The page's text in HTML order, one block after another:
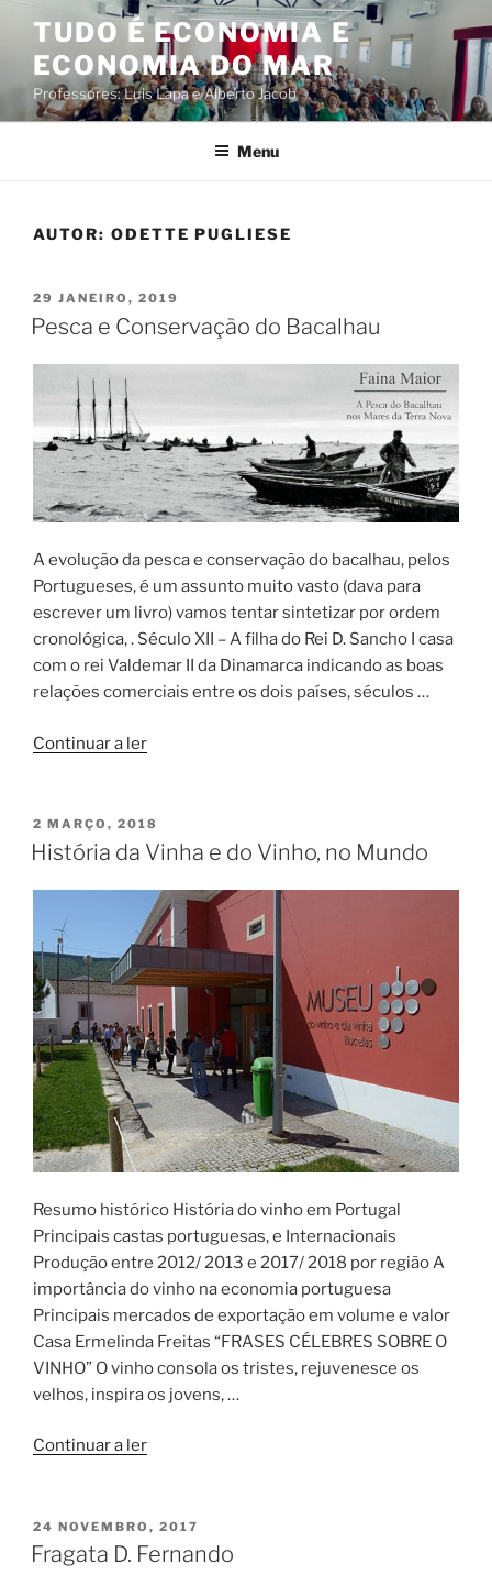
conteúdo
TUDO É ECONOMIA E
ECONOMIA DO MAR
Professores: Luis Lapa e Alberto Jacob
Menu
AUTOR: ODETTE PUGLIESE
PUBLICADO
EM
29 JANEIRO, 2019
Pesca e Conservação do Bacalhau
A evolução da pesca e conservação do bacalhau, pelos
Portugueses, é um assunto muito vasto (dava para
escrever um livro) vamos tentar sintetizar por ordem
cronológica, . Século XII – A filha do Rei D. Sancho I casa
com o rei Valdemar II da Dinamarca indicando as boas
relações comerciais entre os dois países, séculos …
Continuar a ler“Pesca
do
Bacalhau”
PUBLICADO
EM
2 MARÇO, 2018
História da Vinha e do Vinho, no Mundo
Resumo histórico História do vinho em Portugal
Principais castas portuguesas, e Internacionais
Produção entre 2012/ 2013 e 2017/ 2018 por região A
importância do vinho na economia portuguesa
Principais mercados de exportação em volume e valor
Casa Ermelinda Freitas “FRASES CÉLEBRES SOBRE O
VINHO” O vinho consola os tristes, rejuvenesce os
velhos, inspira os jovens, …
Continuar a ler“História
do
PUBLICADO
EM
24 NOVEMBRO, 2017
Fragata D. Fernando